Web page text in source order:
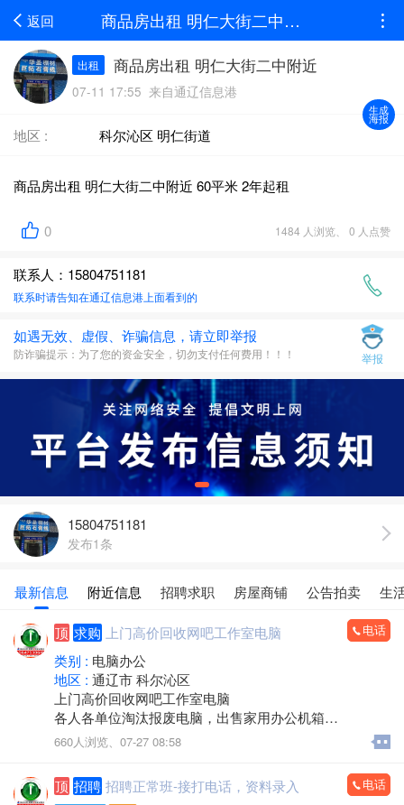
生成
海报
返回 商品房出租 明仁大街二中附近
出租 商品房出租 明仁大街二中附近
07-11 17:55 来自通辽信息港
地区 : 科尔沁区 明仁街道
商品房出租 明仁大街二中附近 60平米 2年起租
0 1484 人浏览、 0 人点赞
联系人：15804751181
联系时请告知在通辽信息港 上面看到的
如遇无效、虚假、诈骗信息，请立即举报
防诈骗提示：为了您的资金安全，切勿支付任何费用！！！ 举报
15804751181
发布1条
最新信息 附近信息 招聘求职 房屋商铺 公告拍卖 生
顶 求购 上门高价回收网吧工作室电脑 电话
类别 : 电脑办公
地区 : 通辽市 科尔沁区
上门高价回收网吧工作室电脑
各人各单位淘汰报废电脑，出售家用办公机箱
游 戏机箱，二手全新都有
支持旧机器置换
出售19-32显示器
电话/微信：15248358227
660人浏览、 07-27 08:58
顶 招聘 招聘正常班-接打电话，资料录入
电话